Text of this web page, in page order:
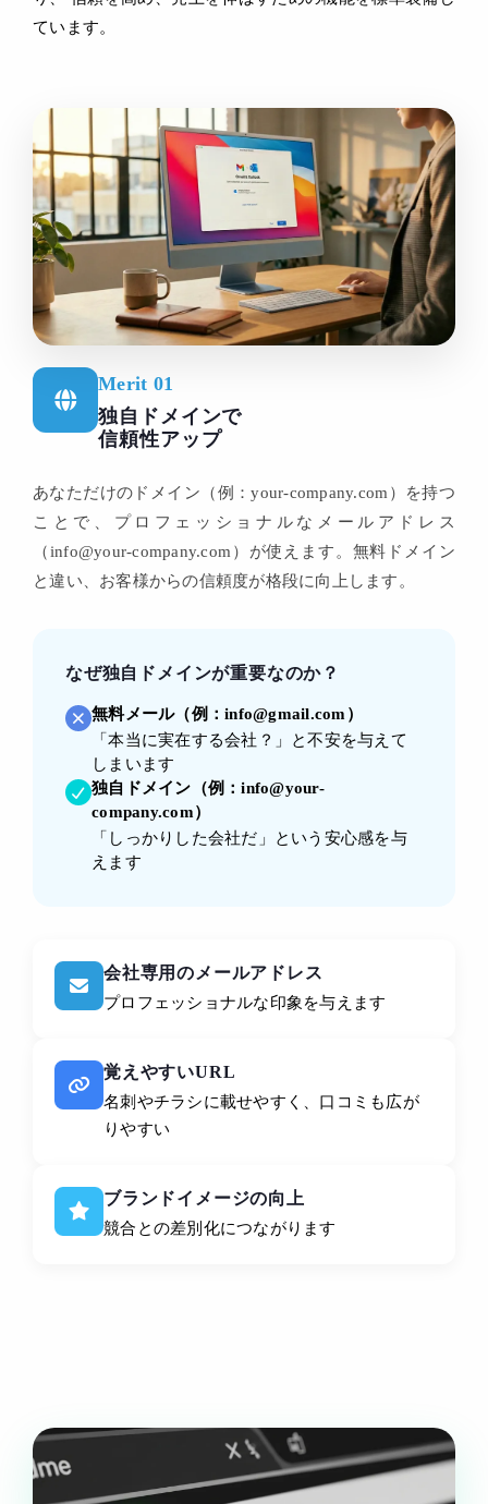
ています。
Merit 01
独自ドメインで
信頼性アップ
あなただけのドメイン（例：your-company.com）を持つ
ことで、プロフェッショナルなメールアドレス
（info@your-company.com）が使えます。無料ドメイン
と違い、お客様からの信頼度が格段に向上します。
なぜ独自ドメインが重要なのか？
無料メール（例：info@gmail.com）
「本当に実在する会社？」と不安を与えて
しまいます
独自ドメイン（例：info@your-
company.com）
「しっかりした会社だ」という安心感を与
えます
会社専用のメールアドレス
プロフェッショナルな印象を与えます
覚えやすいURL
名刺やチラシに載せやすく、口コミも広が
りやすい
ブランドイメージの向上
競合との差別化につながります